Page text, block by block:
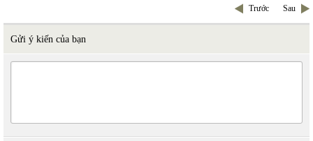
Trước Sau
Gửi ý kiến của bạn